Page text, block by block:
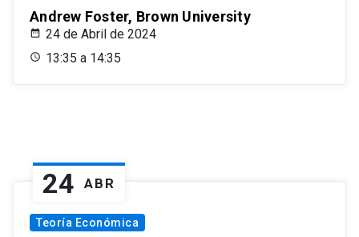
Andrew Foster, Brown University
24 de Abril de 2024
13:35 a 14:35
24 ABR
Teoría Económica